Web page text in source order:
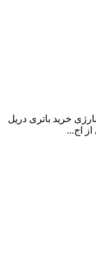
خرید باتری دریل
اج...